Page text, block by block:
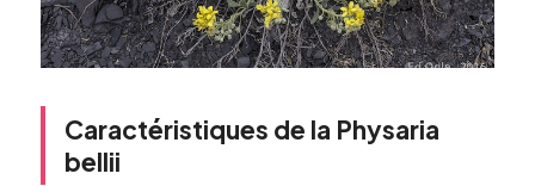
Caractéristiques de la Physaria
bellii